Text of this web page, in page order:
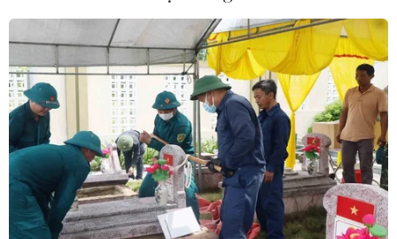
Lưu lượng tàu thuyền qua eo biển
Hormuz giảm xuống mức thấp kỷ lục
01/08/2026 09:54
Xung đột Hamas-Israel: Hội đồng
Hòa bình công bố lộ trình 15 điểm
31/07/2026 23:14